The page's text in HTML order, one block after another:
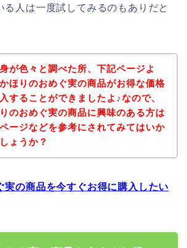
る人は一度試してみるのもありだと
が色々と調べた所、下記ページよ
ほりのおめぐ実の商品がお得な価格
することができましたよ♪なので、
のおめぐ実の商品に興味のある方は
ージなどを参考にされてみてはいか
ょうか？
実の商品を今すぐお得に購入したい